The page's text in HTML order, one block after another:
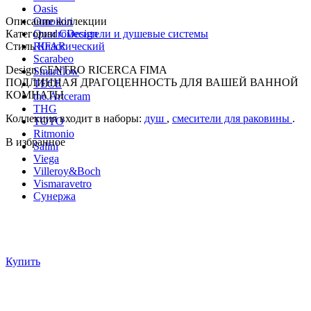
Oasis
Omoikiri
QuadroDesign
RIFAR
Scarabeo
Smartflow
TECE
the.Artceram
THG
TOTO
Ritmonio
Salini
Viega
Villeroy&Boch
Vismaravetro
Сунержа
Описание коллекции
Категории Смесители и душевые системы
Стиль Классический
Design CENTRO RICERCA FIMA
ПОДЛИННАЯ ДРАГОЦЕННОСТЬ ДЛЯ ВАШЕЙ ВАННОЙ
КОМНАТЫ
Коллекция входит в наборы: душ , смесители для раковины .
В избранное
Купить